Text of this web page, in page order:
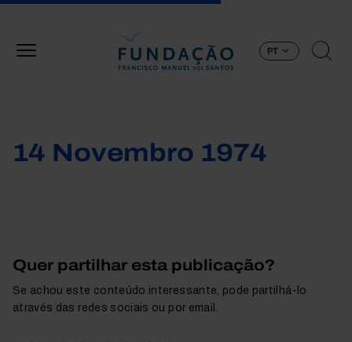
PT
14 Novembro 1974
Quer partilhar esta publicação?
Se achou este conteúdo interessante, pode partilhá-lo
através das redes sociais ou por email.